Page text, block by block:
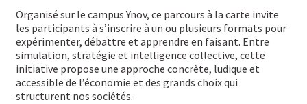
Organisé sur le campus Ynov, ce parcours à la carte invite
les participants à s’inscrire à un ou plusieurs formats pour
expérimenter, débattre et apprendre en faisant. Entre
simulation, stratégie et intelligence collective, cette
initiative propose une approche concrète, ludique et
accessible de l’économie et des grands choix qui
structurent nos sociétés.